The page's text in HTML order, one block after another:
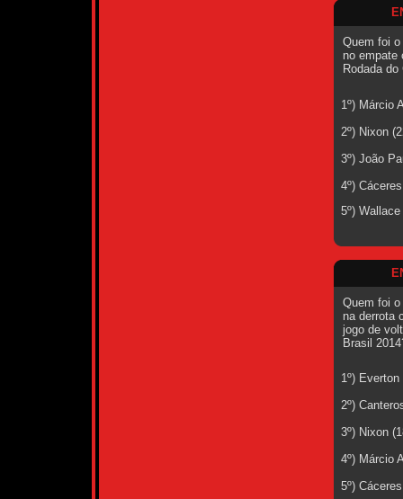
Quem foi o
no empate
Rodada
1º) Márcio
2º) Nixon
3º) João
4º)
5º)
Quem foi o
na derrota
jogo de
Brasil
1º)
2º)
3º) Nixon
4º) Márcio
5º)